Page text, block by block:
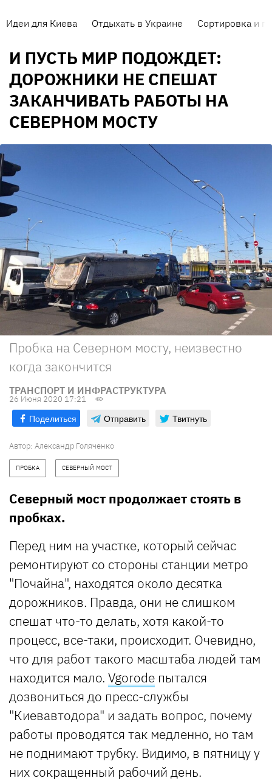
Идеи для Киева Отдыхать в Украине Сортировка и
И ПУСТЬ МИР ПОДОЖДЕТ:
ДОРОЖНИКИ НЕ СПЕШАТ
ЗАКАНЧИВАТЬ РАБОТЫ НА
СЕВЕРНОМ МОСТУ
Пробка на Северном мосту, неизвестно
когда закончится
ТРАНСПОРТ И ИНФРАСТРУКТУРА
26 Июня 2020 17:21
Поделиться Отправить Твитнуть
Автор: Александр Голяченко
ПРОБКА СЕВЕРНЫЙ МОСТ
Северный мост продолжает стоять в
пробках.
Перед ним на участке, который сейчас
ремонтируют со стороны станции метро
"Почайна", находятся около десятка
дорожников. Правда, они не слишком
спешат что-то делать, хотя какой-то
процесс, все-таки, происходит. Очевидно,
что для работ такого масштаба людей там
находится мало. Vgorode пытался
дозвониться до пресс-службы
"Киевавтодора" и задать вопрос, почему
работы проводятся так медленно, но там
не поднимают трубку. Видимо, в пятницу у
них сокращенный рабочий день.